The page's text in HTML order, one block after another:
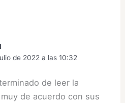
de 2022 a las 10:32
de leer la
de acuerdo con sus